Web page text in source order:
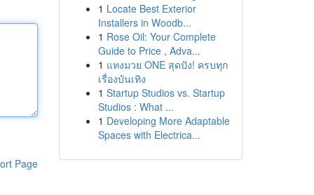
Page
1 Locate Best Exterior
Installers in Woodb...
1 Rose Oil: Your Complete
Guide to Price , Adva...
1 แทงมวย ONE สุดปัง! ครบทุก
เรื่องบันเทิง
1 Startup Studios vs. Startup
Studios : What ...
1 Developing More Adaptable
Spaces with Electrica...